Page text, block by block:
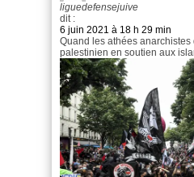
liguedefensejuive
dit :
6 juin 2021 à 18 h 29 min
Quand les athées
palestinien en soutien aux